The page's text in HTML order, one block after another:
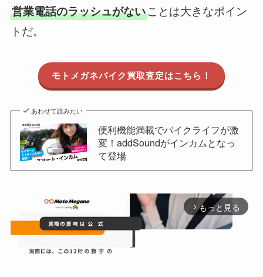
営業電話のラッシュがないことは大きなポイン
トだ。
モトメガネバイク買取査定はこちら！
あわせて読みたい
便利機能満載でバイクライフが激
変！addSoundがインカムとなっ
て登場
arrow_forward_ios もっと見る